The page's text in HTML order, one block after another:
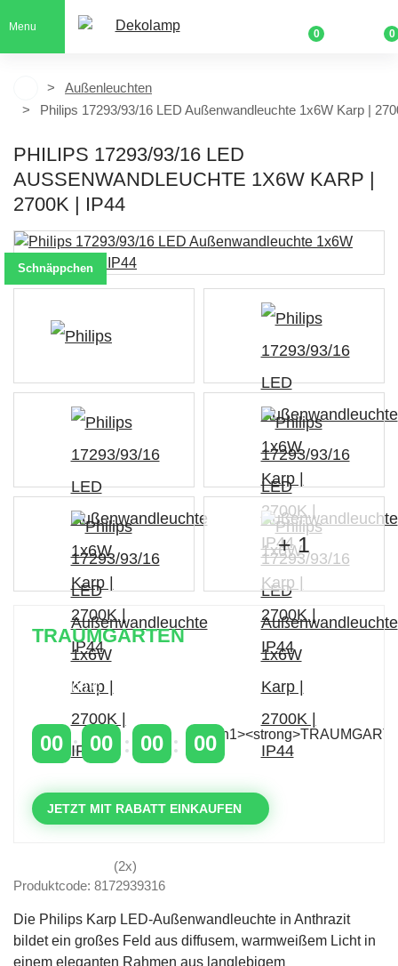
Menu
0 0
Außenleuchten
Philips 17293/93/16 LED Außenwandleuchte 1x6W Karp |
PHILIPS 17293/93/16 LED
AUSSENWANDLEUCHTE 1X6W KARP | 2
700K | IP44
Schnäppchen
+ 1
TRAUMGARTEN
über 400 €
00 00 00 00
JETZT MIT RABATT EINKAUFEN
(2x)
Produktcode: 8172939316
Die Philips Karp LED-Außenwandleuchte in Anthrazit
bildet ein großes Feld aus diffusem, warmweißem Licht in
einem eleganten Rahmen aus langlebigem